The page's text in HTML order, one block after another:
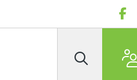
Rechercher